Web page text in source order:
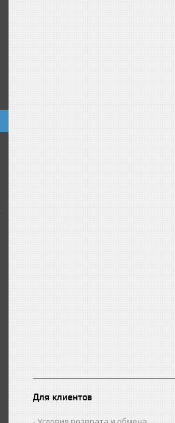
Для клиентов